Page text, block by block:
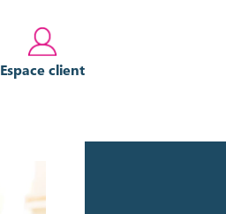
Espace client